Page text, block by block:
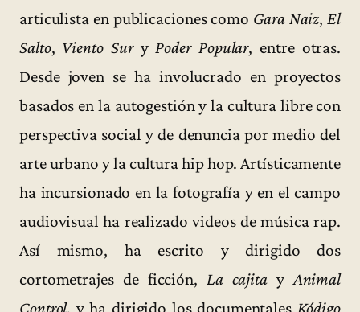
articulista en publicaciones como Gara Naiz, El
Salto, Viento Sury Poder Popular, entre otras.
Desde joven se ha involucrado en proyectos
basados en la autogestión y la cultura libre con
perspectiva social y de denuncia por medio del
arte urbano y la cultura hip hop. Artísticamente
ha incursionado en la fotografía y en el campo
audiovisual ha realizado videos de música rap.
Así mismo, ha escrito y dirigido dos
cortometrajes de ficción, La cajitay Animal
Control, y ha dirigido los documentales Kódigo